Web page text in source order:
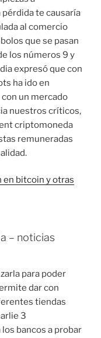
te causaría
al comercio
que se pasan
los números 9 y
expresó que con
ha ido en
un mercado
nuestros críticos,
criptomoneda
remuneradas
en bitcoin y otras
– noticias
para poder
dar con
tiendas
3
bancos a probar